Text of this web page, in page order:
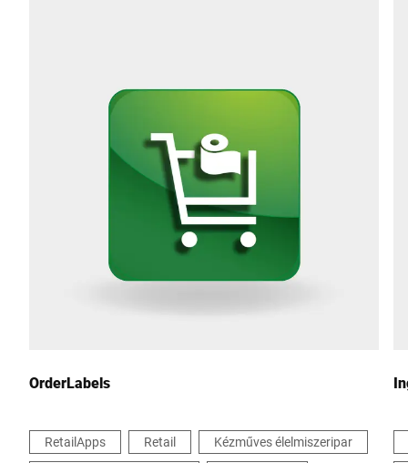
Irányítószám *
OrderLabels
RetailApps Retail
Kézműves élelmiszeripar